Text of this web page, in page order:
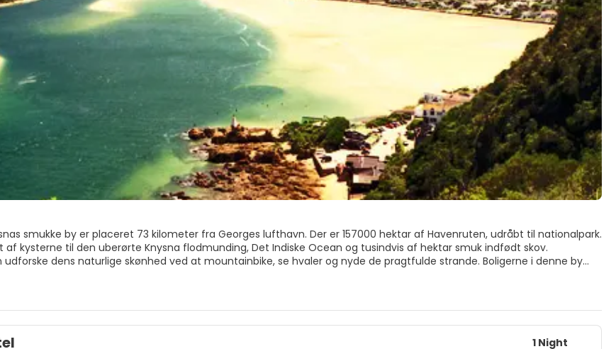
smukke by er placeret 73 kilometer fra Georges lufthavn. Der er 157000 hektar af Havenruten, udråbt til nationalpark.
af kysterne til den uberørte Knysna flodmunding, Det Indiske Ocean og tusindvis af hektar smuk indfødt skov.
udforske dens naturlige skønhed ved at mountainbike, se hvaler og nyde de pragtfulde strande. Boligerne i denne by
er: at fiske i Knysnas sø, tage på bjergudflugter for at vurdere dyrelivet og naturen, tage på Featherbed-turen
1 Night